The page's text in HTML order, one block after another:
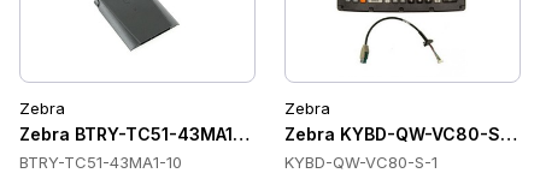
Zebra
Zebra BTRY-TC51-43MA1-10 Batteries
BTRY-TC51-43MA1-10
Zebra
Zebra KYBD-QW-VC80-S-1
KYBD-QW-VC80-S-1